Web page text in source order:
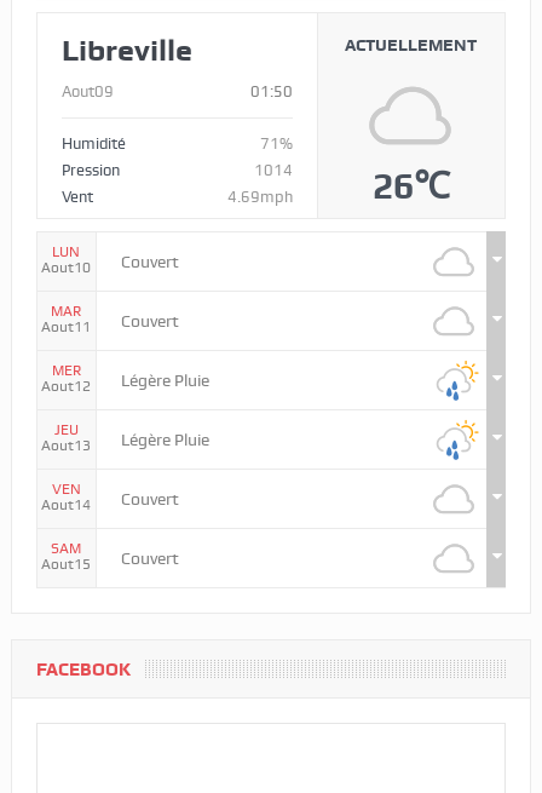
Libreville
Aout09 01:50
Humidité
71%
Pression
1014
Vent
4.69mph
ACTUELLEMENT
26℃
LUN
Aout10
Couvert
MAR
Aout11
Couvert
MER
Aout12
Légère Pluie
JEU
Aout13
Légère Pluie
VEN
Aout14
Couvert
SAM
Aout15
Couvert
FACEBOOK